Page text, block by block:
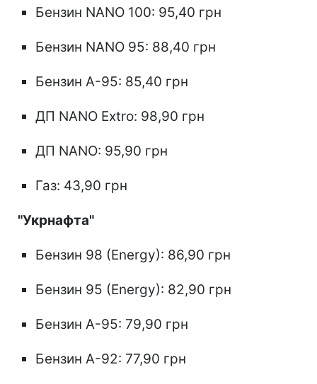
Бензин NANO 100: 95,40 грн
Бензин NANO 95: 88,40 грн
Бензин А-95: 85,40 грн
ДП NANO Extro: 98,90 грн
ДП NANO: 95,90 грн
Газ: 43,90 грн
"Укрнафта"
Бензин 98 (Energy): 86,90 грн
Бензин 95 (Energy): 82,90 грн
Бензин А-95: 79,90 грн
Бензин А-92: 77,90 грн